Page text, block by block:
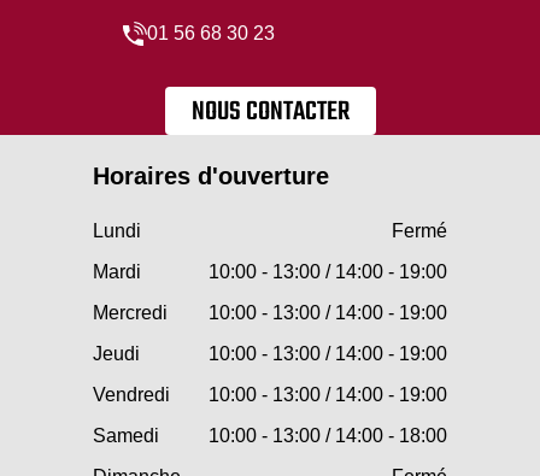
01 56 68 30 23
NOUS CONTACTER
Horaires d'ouverture
Lundi
Fermé
Mardi
10:00 - 13:00 / 14:00 - 19:00
Mercredi
10:00 - 13:00 / 14:00 - 19:00
Jeudi
10:00 - 13:00 / 14:00 - 19:00
Vendredi
10:00 - 13:00 / 14:00 - 19:00
Samedi
10:00 - 13:00 / 14:00 - 18:00